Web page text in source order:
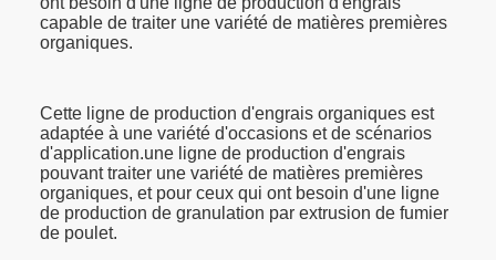
capable de traiter une variété de matières premières
organiques.
Cette ligne de production d'engrais organiques est
adaptée à une variété d'occasions et de scénarios
d'application.une ligne de production d'engrais
pouvant traiter une variété de matières premières
organiques, et pour ceux qui ont besoin d'une ligne
de production de granulation par extrusion de fumier
de poulet.